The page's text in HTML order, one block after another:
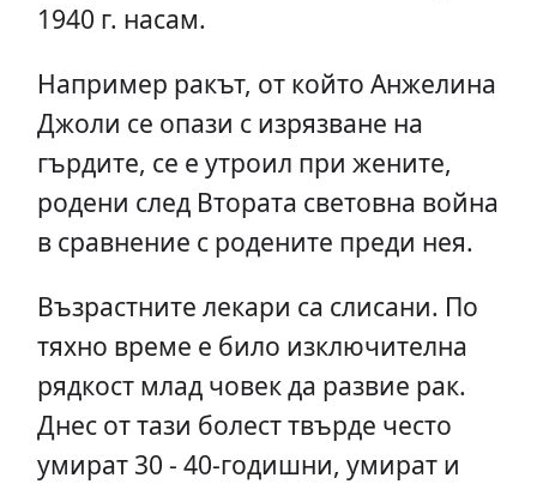
1940 г. насам.
Например ракът, от който Анжелина
Джоли се опази с изрязване на
гърдите, се е утроил при жените,
родени след Втората световна война
в сравнение с родените преди нея.
Възрастните лекари са слисани. По
тяхно време е било изключителна
рядкост млад човек да развие рак.
Днес от тази болест твърде често
умират 30 - 40-годишни, умират и